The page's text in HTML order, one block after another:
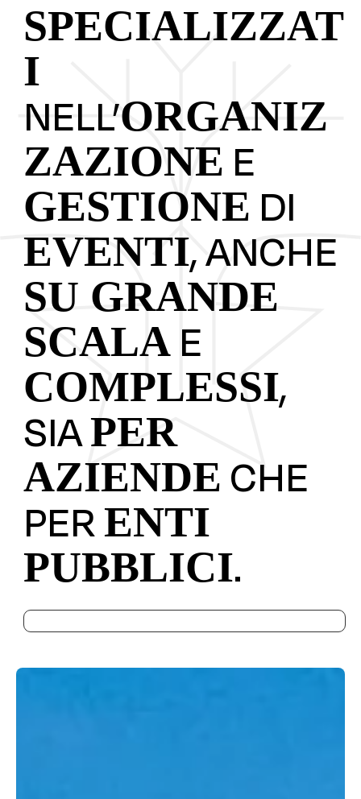
SPECIALIZZAT
I
NELL’ORGANIZ
ZAZIONE E
GESTIONE DI
EVENTI, ANCHE
SU GRANDE
SCALAE
COMPLESSI,
SIAPER
AZIENDE CHE
PER ENTI
PUBBLICI.